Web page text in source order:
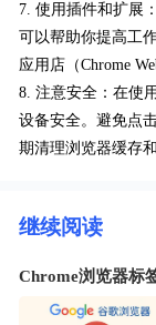
7. 使用插件和扩展
可以帮助你提高工
应用店（Chrome
8. 注意安全：在使
设备安全。避免点
期清理浏览器缓存和
继续阅读
Chrome浏览器标